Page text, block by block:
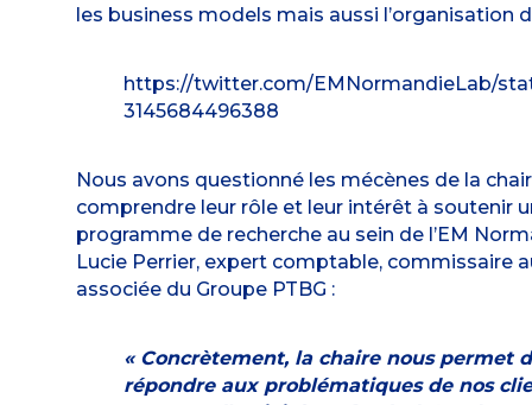
les business models mais aussi l’organisation
https://twitter.com/EMNormandieLab/
3145684496388
Nous avons questionné les mécènes de la
comprendre leur rôle et leur intérêt à soutenir
programme de recherche au sein de l’EM
Lucie Perrier, expert comptable, commissaire
associée du Groupe PTBG :
« Concrètement, la chaire nous permet
répondre aux problématiques de nos